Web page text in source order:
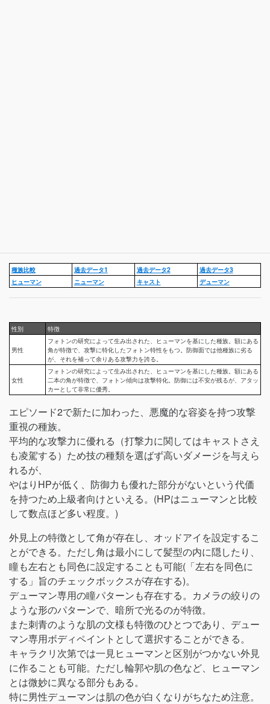
種族比較 過去データ1 過去データ2
過去データ3
ヒューマン
ニューマン キャスト デューマン
性別 特徴
男性
フォトンの研究によって生み出された、ヒューマンを基にした種族。額にある
角が特徴で、攻撃に特化したフォトン特性をもつ。防御面では他種族に劣る
が、それを補って余りある攻撃力を誇る。
女性
フォトンの研究によって生み出された、ヒューマンを基にした種族。額にある
二本の角が特徴で、フォトン傾向は攻撃特化。防御には不安が残るが、アタッ
カーとして非常に優秀。
エピソード2で新たに加わった、悪魔的な容姿を持つ攻撃
重視の種族。
平均的な攻撃力に優れる（打撃力に関してはキャストさえ
も凌駕する）ため技の種類を選ばず高いダメージを与えら
れるが、
やはりHPが低く、防御力も優れた部分がないという代価
を持つため上級者向けといえる。(HPはニューマンと比較
して数点ほど多い程度。)
外見上の特徴として角が存在し、オッドアイを設定するこ
とができる。ただし角は最小にして髪型の内に隠したり、
瞳も左右とも同色に設定することも可能(「左右を同色に
する」旨のチェックボックスが存在する)。
デューマン専用の瞳パターンも存在する。カメラの絞りの
ような形のパターンで、暗所で光るのが特徴。
また刺青のような肌の文様も特徴のひとつであり、デュー
マン専用ボディペイントとして選択することができる。
キャラクリ次第では一見ヒューマンと区別がつかない外見
に作ることも可能。ただし輪郭や肌の色など、ヒューマン
とは微妙に異なる部分もある。
特に男性デューマンは肌の色が白くなりがちなため注意。